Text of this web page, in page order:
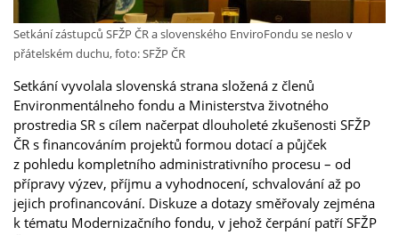
Setkání zástupců SFŽP ČR a slovenského EnviroFondu se neslo v
přátelském duchu, foto: SFŽP ČR
Setkání vyvolala slovenská strana složená z členů
Environmentálneho fondu a Ministerstva životného
prostredia SR s cílem načerpat dlouholeté zkušenosti SFŽP
ČR s financováním projektů formou dotací a půjček
z pohledu kompletního administrativního procesu – od
přípravy výzev, příjmu a vyhodnocení, schvalování až po
jejich profinancování. Diskuze a dotazy směřovaly zejména
k tématu Modernizačního fondu, v jehož čerpání patří SFŽP